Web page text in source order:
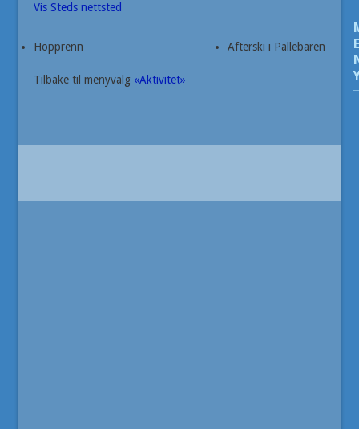
Vis Steds nettsted
Hopprenn Afterski i Pallebaren
Tilbake til menyvalg «Aktivitet»
E